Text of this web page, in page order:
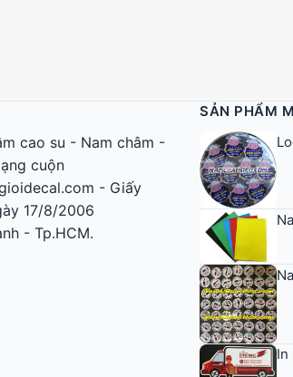
cao su
cuộn
- Giấy
17/8/2006
- Tp.HCM.